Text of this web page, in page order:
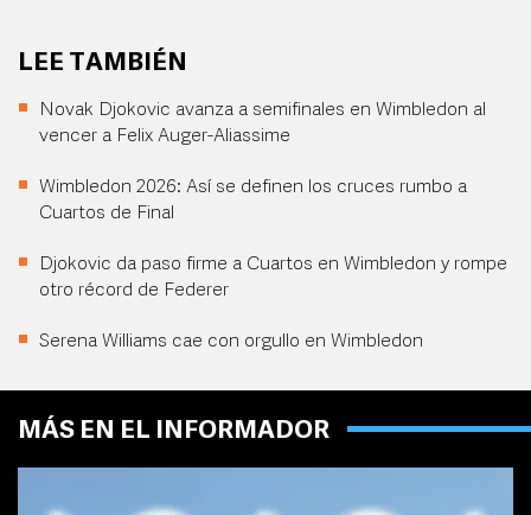
LEE TAMBIÉN
Novak Djokovic avanza a semifinales en Wimbledon al
vencer a Felix Auger-Aliassime
Wimbledon 2026: Así se definen los cruces rumbo a
Cuartos de Final
Djokovic da paso firme a Cuartos en Wimbledon y rompe
otro récord de Federer
Serena Williams cae con orgullo en Wimbledon
MÁS EN EL INFORMADOR